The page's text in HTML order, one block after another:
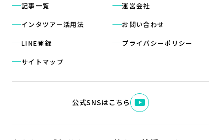
記事一覧
インタツアー活用法
LINE登録
サイトマップ
運営会社
お問い合わせ
プライバシーポリシー
公式SNSはこちら